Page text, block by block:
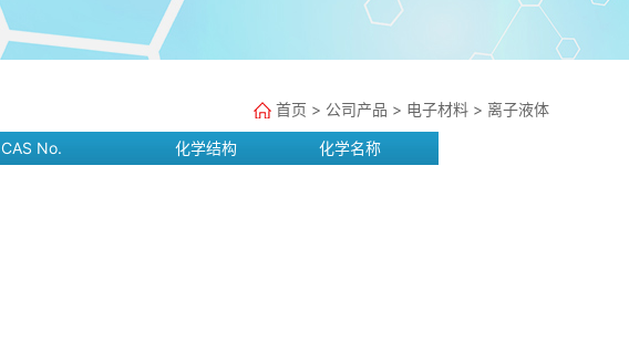
首页 > 公司产品 > 电子材料 > 离子液体
CAS No. 化学结构 化学名称